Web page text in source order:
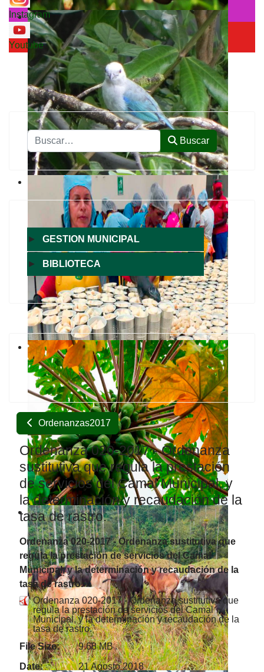
Instagram
Youtube
Buscar Buscar
► GESTION MUNICIPAL
► BIBLIOTECA
Ordenanzas2017
Ordenanza 020-2017 - Ordenanza
sustitutiva que regula la prestación
de servicios del Camal Municipal, y
la determinación y recaudación de la
tasa de rastro.
Ordenanza 020-2017 - Ordenanza sustitutiva que
regula la prestación de servicios del Camal
Municipal, y la determinación y recaudación de la
tasa de rastro.
Ordenanza 020-2017 - Ordenanza sustitutiva que
regula la prestación de servicios del Camal
Municipal, y la determinación y recaudación de la
tasa de rastro.
File Size:
9.68 MB
Date:
21 Agosto 2018